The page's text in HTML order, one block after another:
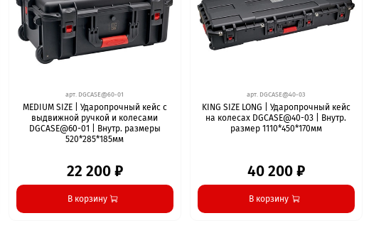
арт. DGCASE@60-01
MEDIUM SIZE | Ударопрочный кейс с
выдвижной ручкой и колесами
DGCASE@60-01 | Внутр. размеры
520*285*185мм
22 200 ₽
В корзину
арт. DGCASE@40-03
KING SIZE LONG | Ударопрочный кейс
на колесах DGCASE@40-03 | Внутр.
размер 1110*450*170мм
40 200 ₽
В корзину